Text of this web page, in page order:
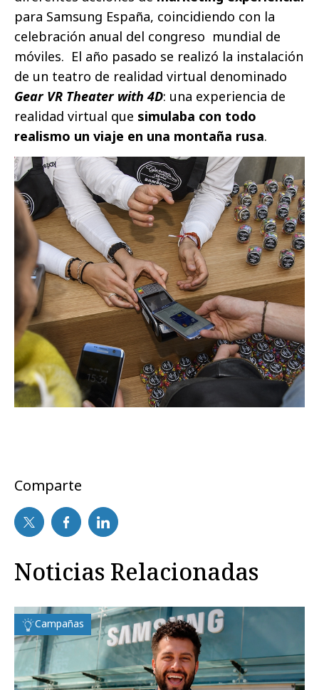
para Samsung España, coincidiendo con la
celebración anual del congreso mundial de
móviles. El año pasado se realizó la instalación
de un teatro de realidad virtual denominado
Gear VR Theater with 4D: una experiencia de
realidad virtual que simulaba con todo
realismo un viaje en una montaña rusa.
Comparte
Noticias Relacionadas
Campañas